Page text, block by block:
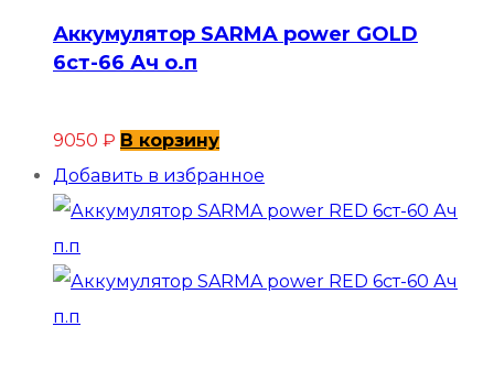
Аккумулятор SARMA power GOLD
6ст-66 Ач о.п
9050 ₽ В корзину
Добавить в избранное